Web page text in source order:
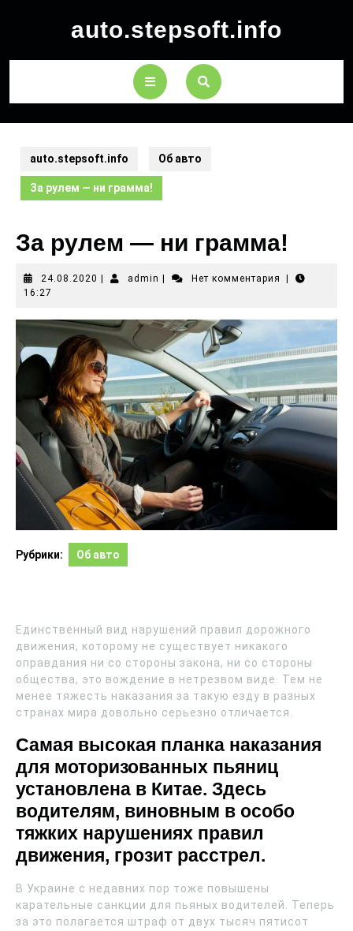
auto.stepsoft.info
auto.stepsoft.info Об авто
За рулем — ни грамма!
За рулем — ни грамма!
24.08.2020 admin Нет комментария
16:27
Рубрики: Об авто
Единственный вид нарушений правил дорожного
движения, которому не существует никакого
оправдания ни со стороны закона, ни со стороны
общества, это вождение в нетрезвом виде. Тем не
менее тяжесть наказания за такую езду в разных
странах мира довольно серьезно отличается.
Самая высокая планка наказания
для моторизованных пьяниц
установлена в Китае. Здесь
водителям, виновным в особо
тяжких нарушениях правил
движения, грозит расстрел.
В Украине с недавних пор тоже повышены
карательные санкции для пьяных водителей. Теперь
за это полагается штраф от двух тысяч пятисот